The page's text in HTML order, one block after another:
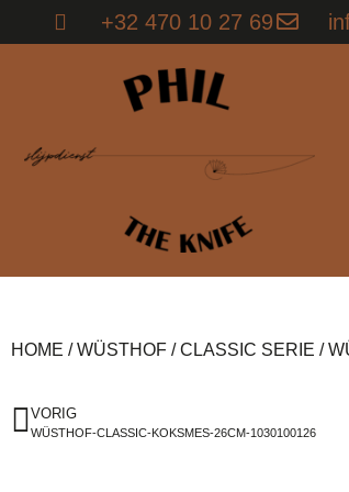
+32 470 10 27 69
HOME /WÜSTHOF /CLASSIC SERIE /
VORIG
WÜSTHOF-CLASSIC-KOKSMES-26CM-1030100126